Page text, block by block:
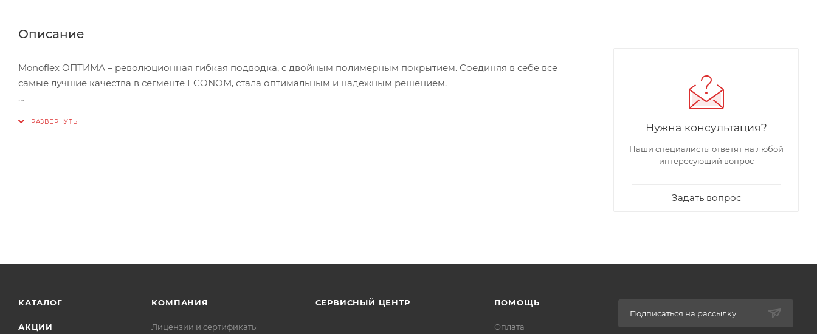
Описание
Monoflex ОПТИМА – революционная гибкая подводка, с двойным полимерным покрытием. Соединяя в себе все
самые лучшие качества в сегменте ECONOM, стала оптимальным и надежным решением.
шланг EPDM (нетоксичный каучук) в наших шлангах, отличается своими высокими показателями характеризующиеся
Нужна консультация?
Наши специалисты ответят на любой
интересующий вопрос
Задать вопрос
КАТАЛОГ
АКЦИИ
КОМПАНИЯ
Лицензии и сертификаты
СЕРВИСНЫЙ ЦЕНТР ПОМОЩЬ
Оплата
Подписаться на рассылку